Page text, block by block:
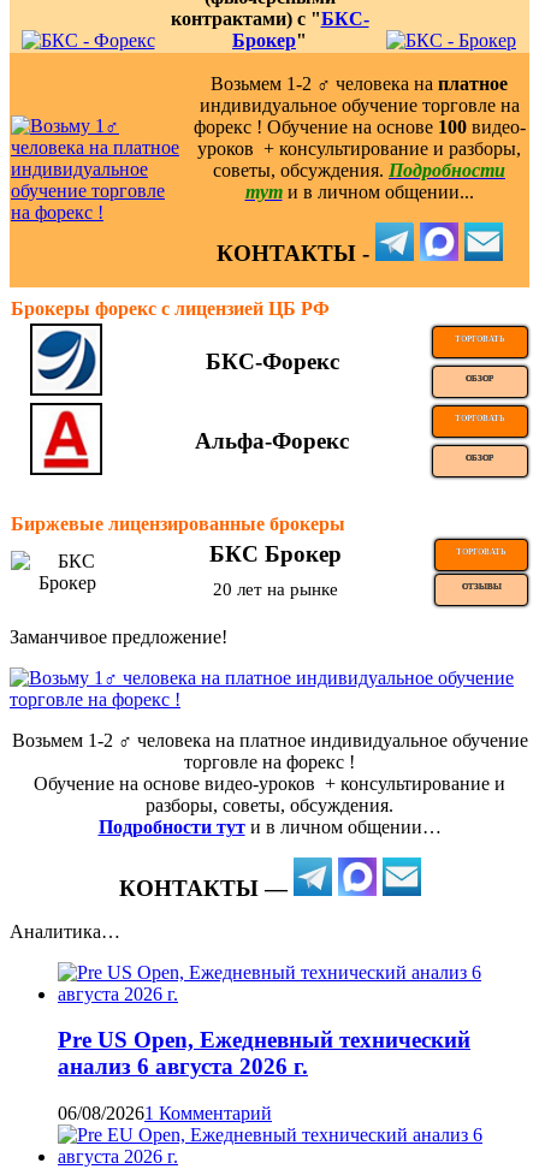
контрактами) с "БКС-
Брокер"
Возьмем 1-2 ‍♂️ человека на платное
индивидуальное обучение торговле на
форекс ! Обучение на основе 100видео-
уроков ️ + консультирование и разборы,
советы, обсуждения. Подробности
тут и в личном общении...
КОНТАКТЫ -
Брокеры форекс с лицензией ЦБ РФ
БКС-Форекс
ТОРГОВАТЬ
ОБЗОР
Альфа-Форекс
ТОРГОВАТЬ
ОБЗОР
Биржевые лицензированные брокеры
БКС Брокер ТОРГОВАТЬ
20 лет на рынке ОТЗЫВЫ
Заманчивое предложение!
Возьмем 1-2 ‍♂️ человека на платное индивидуальное обучение
торговле на форекс !
Обучение на основе видео-уроков ️ + консультирование и
разборы, советы, обсуждения.
Подробности тут и в личном общении…
КОНТАКТЫ —
Аналитика…
Pre US Open, Ежедневный технический
анализ 6 августа 2026 г.
06/08/20261 Комментарий